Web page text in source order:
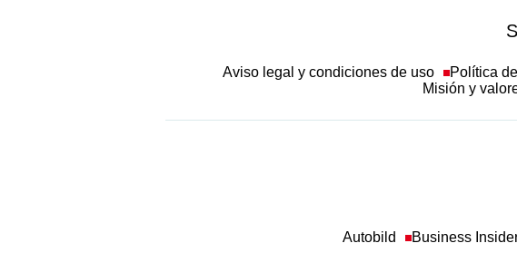
Aviso legal y condiciones de uso Política
Misión y
Autobild Business